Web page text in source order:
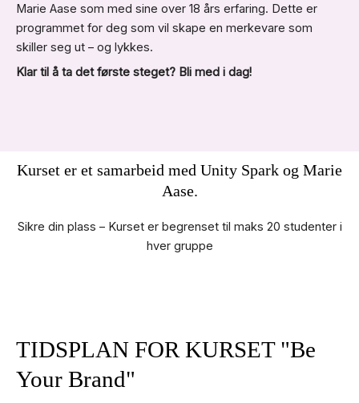
Marie Aase som med sine over 18 års erfaring. Dette er
programmet for deg som vil skape en merkevare som
skiller seg ut – og lykkes.
Klar til å ta det første steget? Bli med i dag!
Kurset er et samarbeid med Unity Spark og Marie
Aase.
Sikre din plass – Kurset er begrenset til maks 20 studenter i
hver gruppe
TIDSPLAN FOR KURSET "Be
Your Brand"